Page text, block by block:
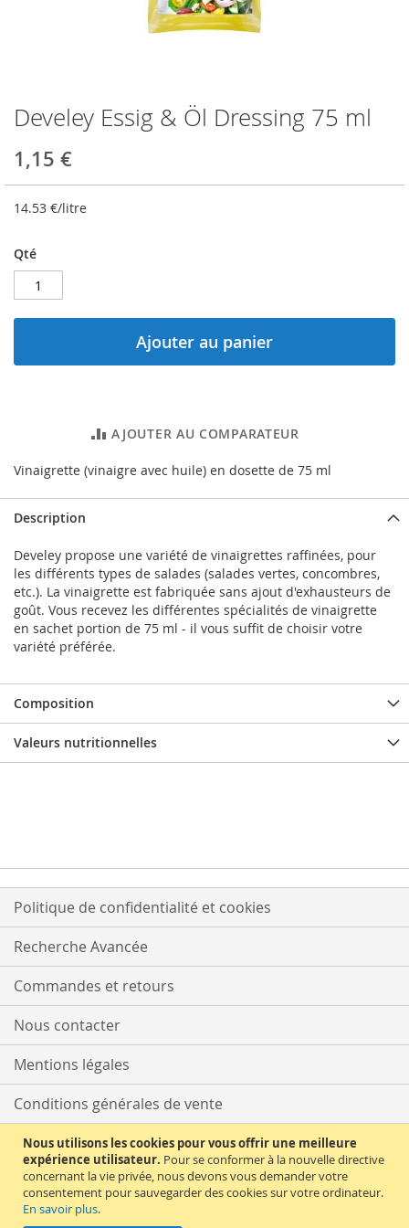
Nous utilisons les cookies pour vous offrir une meilleure
expérience utilisateur. Pour se conformer à la nouvelle directive
concernant la vie privée, nous devons vous demander votre
consentement pour sauvegarder des cookies sur votre ordinateur.
En savoir plus.
Skip
to
the
beginning
of
the
Develey Essig & Öl Dressing 75 ml
1,15 €
14.53 €/litre
Qté
Ajouter au panier
AJOUTER AU COMPARATEUR
Vinaigrette (vinaigre avec huile) en dosette de 75 ml
Description
Develey propose une variété de vinaigrettes raffinées, pour
les différents types de salades (salades vertes, concombres,
etc.). La vinaigrette est fabriquée sans ajout d'exhausteurs de
goût. Vous recevez les différentes spécialités de vinaigrette
en sachet portion de 75 ml - il vous suffit de choisir votre
variété préférée.
Composition
Valeurs nutritionnelles
Politique de confidentialité et cookies
Recherche Avancée
Commandes et retours
Nous contacter
Mentions légales
Conditions générales de vente
Délais et tarifs de livraison
Moyens de paiement
Supérette Allemande est un site LANEXXO SARL – 400 Av. Roumanille –